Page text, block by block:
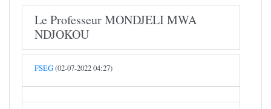
Le Professeur MONDJELI MWA
NDJOKOU
FSEG(02-07-2022 04:27)